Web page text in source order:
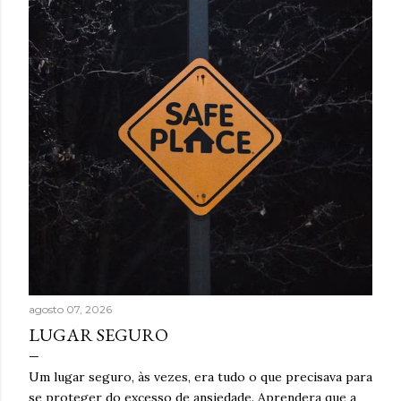
a
g
e
n
s
agosto 07, 2026
LUGAR SEGURO
Um lugar seguro, às vezes, era tudo o que precisava para
se proteger do excesso de ansiedade. Aprendera que a